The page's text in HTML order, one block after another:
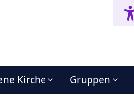
Kirche Gruppen